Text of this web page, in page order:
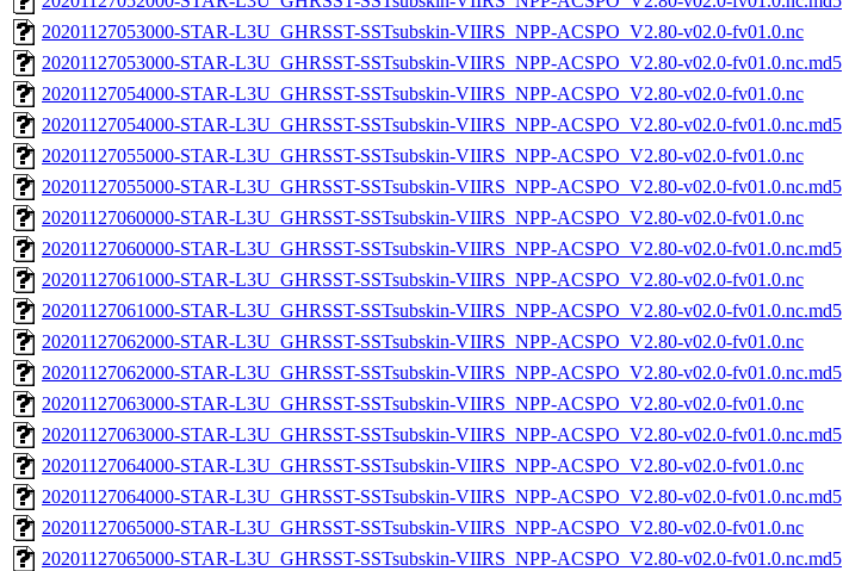
20201127053000-STAR-L3U_GHRSST-SSTsubskin-VIIRS_NPP-ACSPO_V2.80-v02.0-fv01.0.nc
20201127053000-STAR-L3U_GHRSST-SSTsubskin-VIIRS_NPP-ACSPO_V2.80-v02.0-fv01.0.nc.md5
20201127054000-STAR-L3U_GHRSST-SSTsubskin-VIIRS_NPP-ACSPO_V2.80-v02.0-fv01.0.nc
20201127054000-STAR-L3U_GHRSST-SSTsubskin-VIIRS_NPP-ACSPO_V2.80-v02.0-fv01.0.nc.md5
20201127055000-STAR-L3U_GHRSST-SSTsubskin-VIIRS_NPP-ACSPO_V2.80-v02.0-fv01.0.nc
20201127055000-STAR-L3U_GHRSST-SSTsubskin-VIIRS_NPP-ACSPO_V2.80-v02.0-fv01.0.nc.md5
20201127060000-STAR-L3U_GHRSST-SSTsubskin-VIIRS_NPP-ACSPO_V2.80-v02.0-fv01.0.nc
20201127060000-STAR-L3U_GHRSST-SSTsubskin-VIIRS_NPP-ACSPO_V2.80-v02.0-fv01.0.nc.md5
20201127061000-STAR-L3U_GHRSST-SSTsubskin-VIIRS_NPP-ACSPO_V2.80-v02.0-fv01.0.nc
20201127061000-STAR-L3U_GHRSST-SSTsubskin-VIIRS_NPP-ACSPO_V2.80-v02.0-fv01.0.nc.md5
20201127062000-STAR-L3U_GHRSST-SSTsubskin-VIIRS_NPP-ACSPO_V2.80-v02.0-fv01.0.nc
20201127062000-STAR-L3U_GHRSST-SSTsubskin-VIIRS_NPP-ACSPO_V2.80-v02.0-fv01.0.nc.md5
20201127063000-STAR-L3U_GHRSST-SSTsubskin-VIIRS_NPP-ACSPO_V2.80-v02.0-fv01.0.nc
20201127063000-STAR-L3U_GHRSST-SSTsubskin-VIIRS_NPP-ACSPO_V2.80-v02.0-fv01.0.nc.md5
20201127064000-STAR-L3U_GHRSST-SSTsubskin-VIIRS_NPP-ACSPO_V2.80-v02.0-fv01.0.nc
20201127064000-STAR-L3U_GHRSST-SSTsubskin-VIIRS_NPP-ACSPO_V2.80-v02.0-fv01.0.nc.md5
20201127065000-STAR-L3U_GHRSST-SSTsubskin-VIIRS_NPP-ACSPO_V2.80-v02.0-fv01.0.nc
20201127065000-STAR-L3U_GHRSST-SSTsubskin-VIIRS_NPP-ACSPO_V2.80-v02.0-fv01.0.nc.md5